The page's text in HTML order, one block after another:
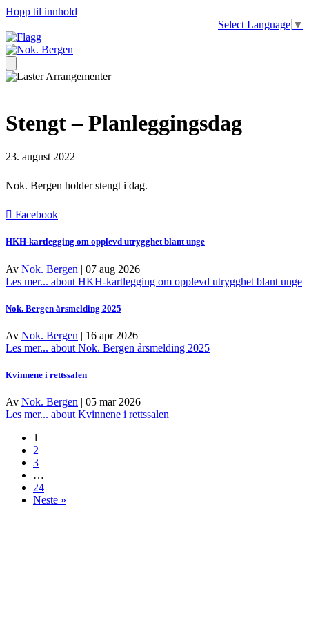
Hopp til innhold
Select Language ▼
Stengt – Planleggingsdag
23. august 2022
Nok. Bergen holder stengt i dag.
Facebook
HKH-kartlegging om opplevd utrygghet blant unge
Av Nok. Bergen | 07 aug 2026
Les mer... about HKH-kartlegging om opplevd utrygghet blant unge
Nok. Bergen årsmelding 2025
Av Nok. Bergen | 16 apr 2026
Les mer... about Nok. Bergen årsmelding 2025
Kvinnene i rettssalen
Av Nok. Bergen | 05 mar 2026
Les mer... about Kvinnene i rettssalen
1
2
3
…
24
Neste »